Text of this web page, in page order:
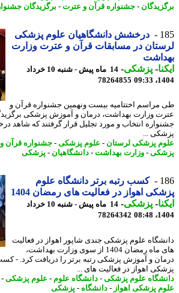
-جشنواره قرآن و عترت- برگزیدگان جشنواره
درخشش دانشگاهیان علوم پزشکی
در مسابقات قرآن و عترت وزارت
-پزشکی-
14 ماه پیش - شنبه 10 خرداد
78264855
اختتامیه بیست ونهمین جشنواره قرآن و
وزارت بهداشت، درمان و آموزش پزشکی
انتخاب و مورد تجلیل قرار گرفتند که شاهد
...
پزشکی لرستان-علوم پزشکی-جشنواره قرآن و
-وزارت بهداشت -دانشگاهیان-پزشکی
کسب رتبه برتر دانشگاه علوم
اهواز در فعالیت های رمضان 1404
-پزشکی-
14 ماه پیش - شنبه 10 خرداد
78264342
علوم پزشکی جندی شاپور اهواز در فعالیت
های ماه رمضان 1404 از سوی وزارت بهداشت،
و آموزش پزشکی رتبه برتر را دریافت کرد. - کسب
اهواز در فعالیت های ...
علوم پزشکی-دانشگاه علوم-علوم پزشکی-
پزشکی اهواز -دانشگاه-پزشکی